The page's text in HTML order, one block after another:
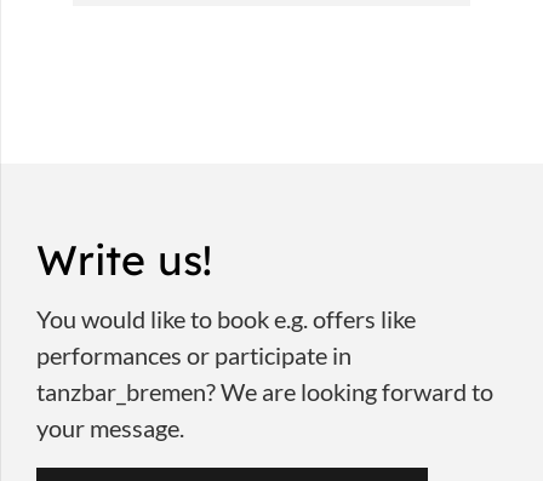
Write us!
You would like to book e.g. offers like
performances or participate in
tanzbar_bremen? We are looking forward to
your message.